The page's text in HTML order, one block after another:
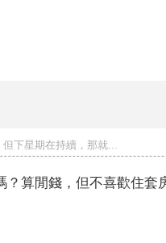
但下星期在持續，那就...
？算閒錢，但不喜歡住套